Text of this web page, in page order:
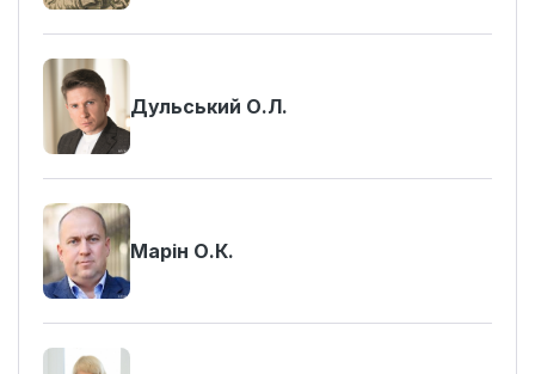
Дульський О.Л.
Марін О.К.